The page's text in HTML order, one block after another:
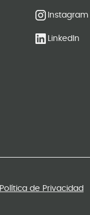
Instagram
LinkedIn
Política de Privacidad